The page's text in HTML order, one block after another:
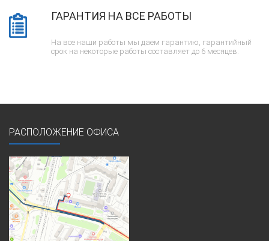
ГАРАНТИЯ НА ВСЕ РАБОТЫ
На все наши работы мы даем гарантию, гарантийный
срок на некоторые работы составляет до 6 месяцев.
РАСПОЛОЖЕНИЕ ОФИСА